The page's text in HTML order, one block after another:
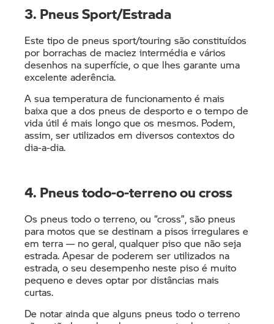
3. Pneus Sport/Estrada
Este tipo de pneus sport/touring são constituídos
por borrachas de maciez intermédia e vários
desenhos na superfície, o que lhes garante uma
excelente aderência.
A sua temperatura de funcionamento é mais
baixa que a dos pneus de desporto e o tempo de
vida útil é mais longo que os mesmos. Podem,
assim, ser utilizados em diversos contextos do
dia-a-dia.
4. Pneus todo-o-terreno ou cross
Os pneus todo o terreno, ou “cross”, são pneus
para motos que se destinam a pisos irregulares e
em terra — no geral, qualquer piso que não seja
estrada. Apesar de poderem ser utilizados na
estrada, o seu desempenho neste piso é muito
pequeno e deves optar por distâncias mais
curtas.
De notar ainda que alguns pneus todo o terreno